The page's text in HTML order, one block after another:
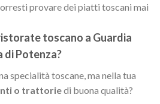
provare dei piatti toscani mai
toscano a Guardia
diPotenza?
specialità toscane, ma nella tua
o trattoriedi buona qualità?